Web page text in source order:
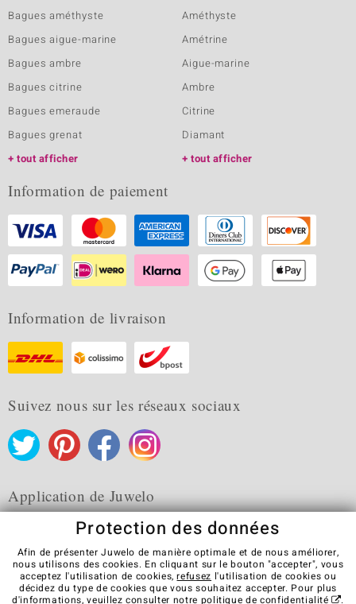
Bagues améthyste
Bagues aigue-marine
Bagues ambre
Bagues citrine
Bagues emeraude
Bagues grenat
tout afficher
Améthyste
Amétrine
Aigue-marine
Ambre
Citrine
Diamant
tout afficher
Information de paiement
Information de livraison
Suivez nous sur les réseaux sociaux
Application de Juwelo
CGV Protection des données
Cookies
Mentions légales
Contact Révocation du contrat
Protection des données
Afin de présenter Juwelo de manière optimale et de nous améliorer,
nous utilisons des cookies. En cliquant sur le bouton "accepter", vous
acceptez l'utilisation de cookies,refusez l'utilisation de cookies ou
décidez du type de cookies que vous souhaitez accepter. Pour plus
d'informations, veuillez consulter notre politique de confidentialité .